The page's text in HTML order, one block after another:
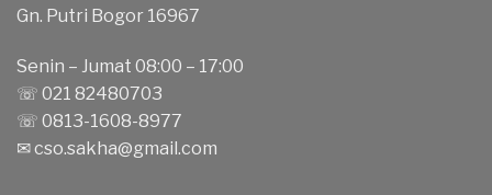
Gn. Putri Bogor 16967
Senin – Jumat 08:00 – 17:00
☏ 021 82480703
☏ 0813-1608-8977
✉cso.sakha@gmail.com